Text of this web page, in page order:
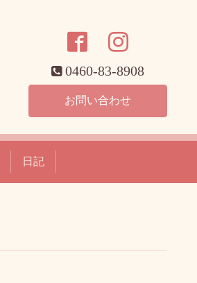
0460-83-8908
お問い合わせ
日記